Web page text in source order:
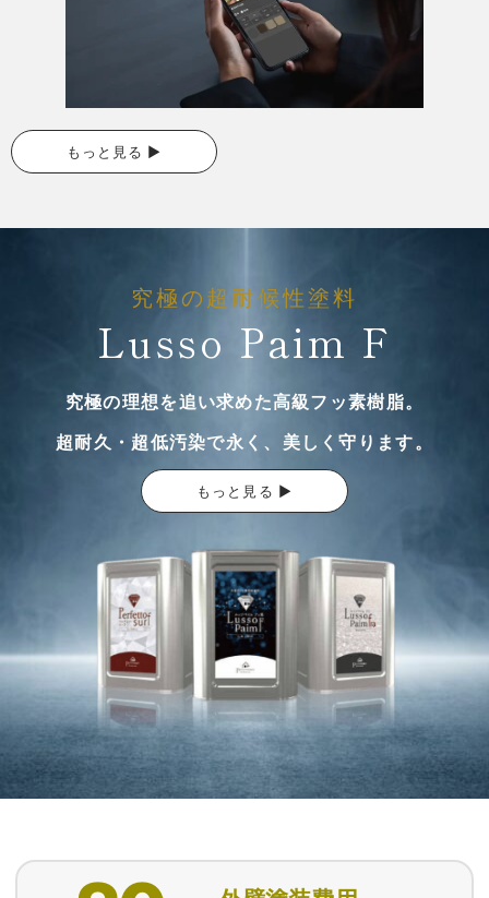
もっと見る ▶
究極の超耐候性塗料
Lusso Paim F
究極の理想を追い求めた高級フッ素樹脂。
超耐久・超低汚染で永く、美しく守ります。
もっと見る ▶